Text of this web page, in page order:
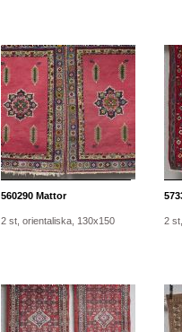
560290 Mattor
2 st, orientaliska, 130x150 2